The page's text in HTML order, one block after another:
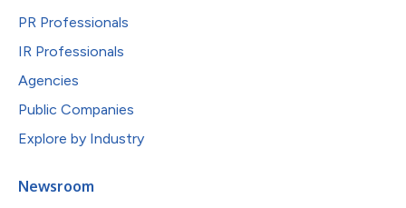
PR Professionals
IR Professionals
Agencies
Public Companies
Explore by Industry
Newsroom